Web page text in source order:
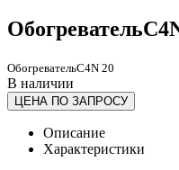
ОбогревательC4N 20
В наличии
ЦЕНА ПО ЗАПРОСУ
Описание
Характеристики